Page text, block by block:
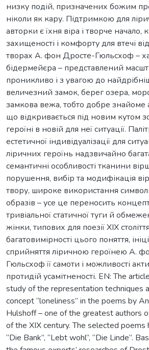
низку подій, призначених божим
ніколи як кару. Підтримкою для
авторки є їхня віра і творче начало,
захищеності і комфорту для втечі
творах А. фон Дросте-Гюльсхоф –
бідермейєра – представлений
проникливо і з увагою до
величезний замок, берег озера,
замкова вежа, тобто добре знайоме
що відкривається під новим кутом
героїні в новій для неї ситуації.
естетичної індивідуалізації для
ліричних героїнь надзвичайно
семантичні особливості тканини
порушення, вибір та модифікація
твору, широке використання
образів – усе це переносить концепт
тривіальної статичної туги й
жінки, типових для поезії ХІХ
багатовимірності цього поняття,
сприйняття ліричною героїнею А.
Гюльсхоф її самоти і можливості
протидій усамітненості. EN: The
study of the representation techniques
concept “loneliness” in the poems by
Hulshoff – one of the greatest authors
of the XIX century. The selected poems
“Die Bank”, “Lebt wohl”, “Die Linde”.